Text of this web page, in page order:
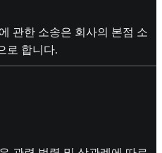
관한 소송은 회사의 본점 소
로 합니다.